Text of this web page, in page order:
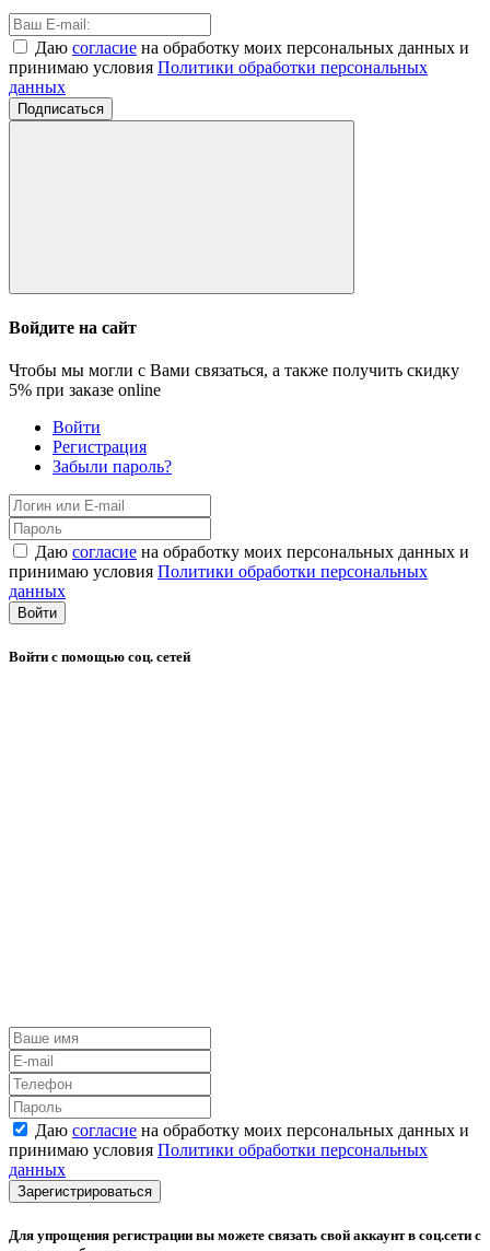
Даю согласие на обработку моих персональных данных и
принимаю условия Политики обработки персональных
данных
Подписаться
Войдите на сайт
Чтобы мы могли с Вами связаться, а также получить скидку
5% при заказе online
Войти
Регистрация
Забыли пароль?
Даю согласие на обработку моих персональных данных и
принимаю условия Политики обработки персональных
данных
Войти
Войти с помощью соц. сетей
Даю согласие на обработку моих персональных данных и
принимаю условия Политики обработки персональных
данных
Зарегистрироваться
Для упрощения регистрации вы можете связать свой аккаунт в соц.сети с